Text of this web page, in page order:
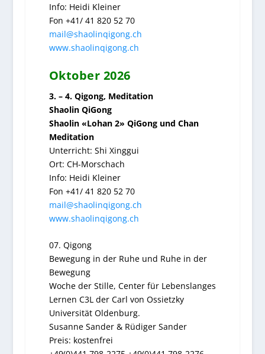
Info: Heidi Kleiner
Fon +41/ 41 820 52 70
mail@shaolinqigong.ch
www.shaolinqigong.ch
Oktober 2026
3. – 4. Qigong, Meditation
Shaolin QiGong
Shaolin «Lohan 2» QiGong und Chan
Meditation
Unterricht: Shi Xinggui
Ort: CH-Morschach
Info: Heidi Kleiner
Fon +41/ 41 820 52 70
mail@shaolinqigong.ch
www.shaolinqigong.ch
07. Qigong
Bewegung in der Ruhe und Ruhe in der
Bewegung
Woche der Stille, Center für Lebenslanges
Lernen C3L der Carl von Ossietzky
Universität Oldenburg.
Susanne Sander & Rüdiger Sander
Preis: kostenfrei